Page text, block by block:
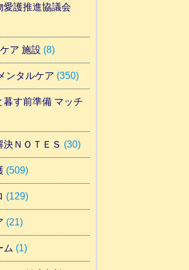
愛護推進協議会
ア 施設 (8)
ンタルケア (350)
暮す前準備 マッチ
ＮＯＴＥＳ (30)
(509)
(129)
(21)
ム (1)